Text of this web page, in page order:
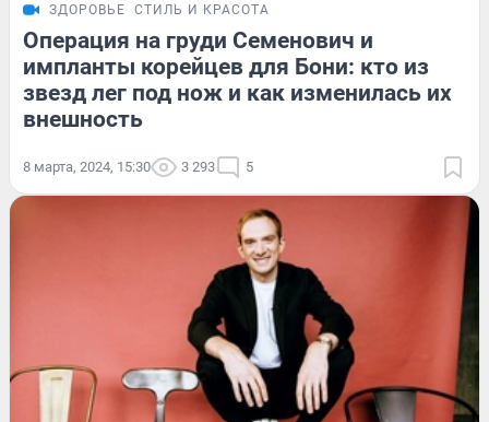
ЗДОРОВЬЕ СТИЛЬ И КРАСОТА
Операция на груди Семенович и
импланты корейцев для Бони: кто из
звезд лег под нож и как изменилась их
внешность
8 марта, 2024, 15:30 3 293 5